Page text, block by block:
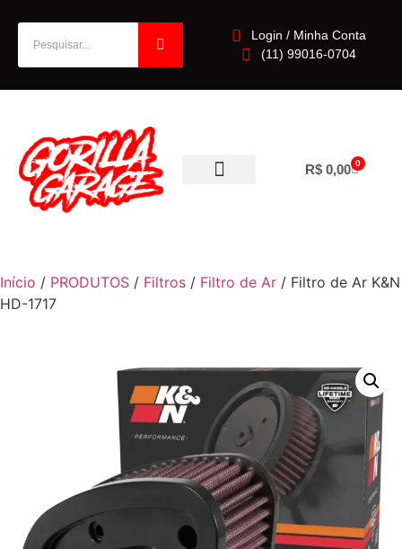
Login / Minha Conta
(11) 99016-0704
R$0,00 0
Início / PRODUTOS / Filtros / Filtro de Ar / Filtro de Ar K&N
HD-1717